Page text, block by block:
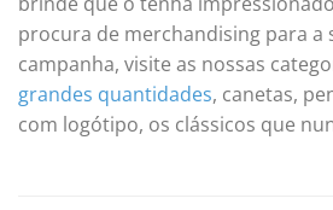
procura de merchandising para a
campanha, visite as nossas
grandes quantidades, canetas,
com logótipo, os clássicos que